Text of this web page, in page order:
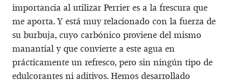
importancia al utilizar Perrier es a la frescura que
me aporta. Y está muy relacionado con la fuerza de
su burbuja, cuyo carbónico proviene del mismo
manantial y que convierte a este agua en
prácticamente un refresco, pero sin ningún tipo de
edulcorantes ni aditivos. Hemos desarrollado